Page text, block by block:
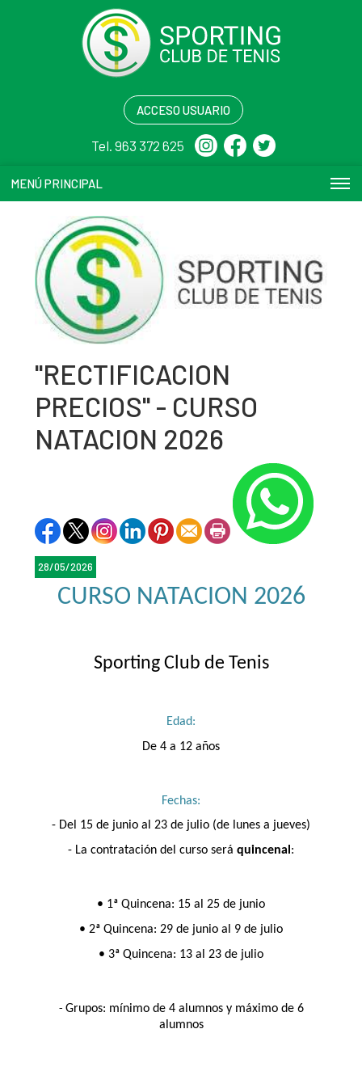
ACCESO USUARIO
Tel. 963 372 625
MENÚ PRINCIPAL
"RECTIFICACION
PRECIOS" - CURSO
NATACION 2026
28/05/2026
CURSO NATACION 2026
Sporting Club de Tenis
Edad:
De 4 a 12 años
Fechas:
- Del 15 de junio al 23 de julio (de lunes a jueves)
- La contratación del curso será quincenal :
• 1ª Quincena: 15 al 25 de junio
• 2ª Quincena: 29 de junio al 9 de julio
• 3ª Quincena: 13 al 23 de julio
- Grupos: mínimo de 4 alumnos y máximo de 6
alumnos